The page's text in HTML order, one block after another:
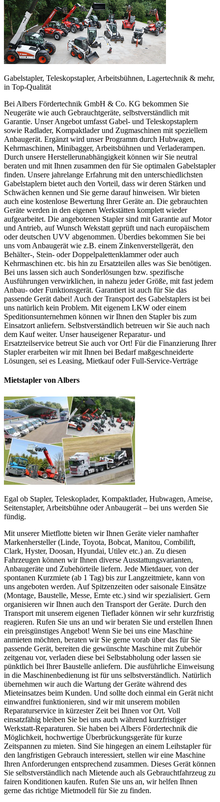
Gabelstapler, Teleskopstapler, Arbeitsbühnen, Lagertechnik & mehr,
in Top-Qualität
Bei Albers Fördertechnik GmbH & Co. KG bekommen Sie
Neugeräte wie auch Gebrauchtgeräte, selbstverständlich mit
Garantie. Unser Angebot umfasst Gabel- und Teleskopstaplern
sowie Radlader, Kompaktlader und Zugmaschinen mit speziellem
Anbaugerät. Ergänzt wird unser Programm durch Hubwagen,
Kehrmaschinen, Minibagger, Arbeitsbühnen und Verladerampen.
Durch unsere Herstellerunabhängigkeit können wir Sie neutral
beraten und mit Ihnen zusammen den für Sie optimalen Gabelstapler
finden. Unsere jahrelange Erfahrung mit den unterschiedlichsten
Gabelstaplern bietet auch den Vorteil, dass wir deren Stärken und
Schwächen kennen und Sie gerne darauf hinweisen. Wir bieten
auch eine kostenlose Bewertung Ihrer Geräte an. Die gebrauchten
Geräte werden in den eigenen Werkstätten komplett wieder
aufgearbeitet. Die angebotenen Stapler sind mit Garantie auf Motor
und Antrieb, auf Wunsch Wekstatt geprüft und nach europäischem
oder deutschen UVV abgenommen. Überdies bekommen Sie bei
uns vom Anbaugerät wie z.B. einem Zinkenverstellgerät, den
Behälter-, Stein- oder Doppelpalettenklammer oder auch
Kehrmaschinen etc. bis hin zu Ersatzteilen alles was Sie benötigen.
Bei uns lassen sich auch Sonderlösungen bzw. spezifische
Ausführungen verwirklichen, in nahezu jeder Größe, mit fast jedem
Anbau- oder Funktionsgerät. Garantiert ist auch für Sie das
passende Gerät dabei! Auch der Transport des Gabelstaplers ist bei
uns natürlich kein Problem. Mit eigenem LKW oder einem
Speditionsunternehmen können wir Ihnen den Stapler bis zum
Einsatzort anliefern. Selbstverständlich betreuen wir Sie auch nach
dem Kauf weiter. Unser hauseigener Reparatur- und
Ersatzteilservice betreut Sie auch vor Ort! Für die Finanzierung Ihrer
Stapler erarbeiten wir mit Ihnen bei Bedarf maßgeschneiderte
Lösungen, sei es Leasing, Mietkauf oder Full-Service-Verträge
Mietstapler von Albers
Egal ob Stapler, Teleskoplader, Kompaktlader, Hubwagen, Ameise,
Seitenstapler, Arbeitsbühne oder Anbaugerät – bei uns werden Sie
fündig.
Mit unserer Mietflotte bieten wir Ihnen Geräte vieler namhafter
Markenhersteller (Linde, Toyota, Bobcat, Manitou, Combilift,
Clark, Hyster, Doosan, Hyundai, Utilev etc.) an. Zu diesen
Fahrzeugen können wir Ihnen diverse Ausstattungsvarianten,
Anbaugeräte und Zubehörteile liefern. Jede Mietdauer, von der
spontanen Kurzmiete (ab 1 Tag) bis zur Langzeitmiete, kann von
uns angeboten werden. Auf Spitzenzeiten oder saisonale Einsätze
(Montage, Baustelle, Messe, Ernte etc.) sind wir spezialisiert. Gern
organisieren wir Ihnen auch den Transport der Geräte. Durch den
Transport mit unserem eigenen Tieflader können wir sehr kurzfristig
reagieren. Rufen Sie uns an und wir beraten Sie und erstellen Ihnen
ein preisgünstiges Angebot! Wenn Sie bei uns eine Maschine
anmieten möchten, beraten wir Sie gerne vorab über das für Sie
passende Gerät, bereiten die gewünschte Maschine mit Zubehör
zeitgenau vor, verladen diese bei Selbstabholung oder lassen sie
pünktlich bei Ihrer Baustelle anliefern. Die ausführliche Einweisung
in die Maschinenbedienung ist für uns selbstverständlich. Natürlich
übernehmen wir auch die Wartung der Geräte während des
Mieteinsatzes beim Kunden. Und sollte doch einmal ein Gerät nicht
einwandfrei funktionieren, sind wir mit unserem mobilen
Reparaturservice in kürzester Zeit bei Ihnen vor Ort. Voll
einsatzfähig bleiben Sie bei uns auch während kurzfristiger
Werkstatt-Reparaturen. Sie haben bei Albers Fördertechnik die
Möglichkeit, hochwertige Überbrückungsgeräte für kurze
Zeitspannen zu mieten. Sind Sie hingegen an einem Leihstapler für
den langfristigen Gebrauch interessiert, stellen wir eine Maschine
Ihren Anforderungen entsprechend zusammen. Dieses Gerät können
Sie selbstverständlich nach Mietende auch als Gebrauchtfahrzeug zu
fairen Konditionen kaufen. Rufen Sie uns an, wir helfen Ihnen
gerne das richtige Mietmodell für Sie zu finden.